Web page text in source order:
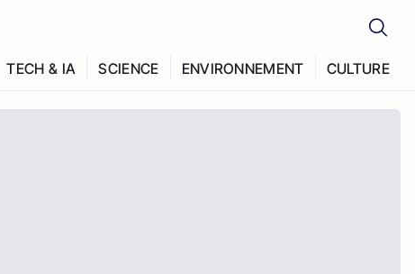
TECH & IA SCIENCE ENVIRONNEMENT CULTURE